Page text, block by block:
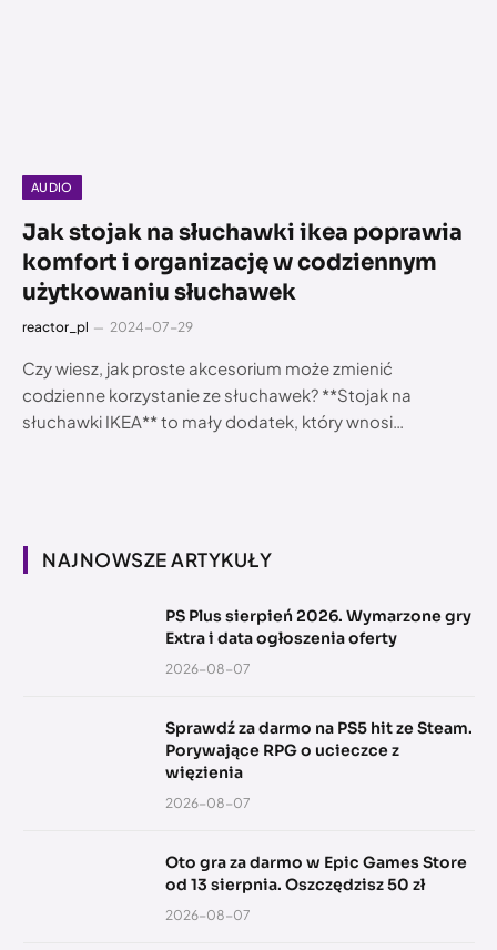
AUDIO
Jak stojak na słuchawki ikea poprawia
komfort i organizację w codziennym
użytkowaniu słuchawek
reactor_pl 2024-07-29
Czy wiesz, jak proste akcesorium może zmienić
codzienne korzystanie ze słuchawek? **Stojak na
słuchawki IKEA** to mały dodatek, który wnosi…
NAJNOWSZE ARTYKUŁY
PS Plus sierpień 2026. Wymarzone gry
Extra i data ogłoszenia oferty
2026-08-07
Sprawdź za darmo na PS5 hit ze Steam.
Porywające RPG o ucieczce z
więzienia
2026-08-07
Oto gra za darmo w Epic Games Store
od 13 sierpnia. Oszczędzisz 50 zł
2026-08-07